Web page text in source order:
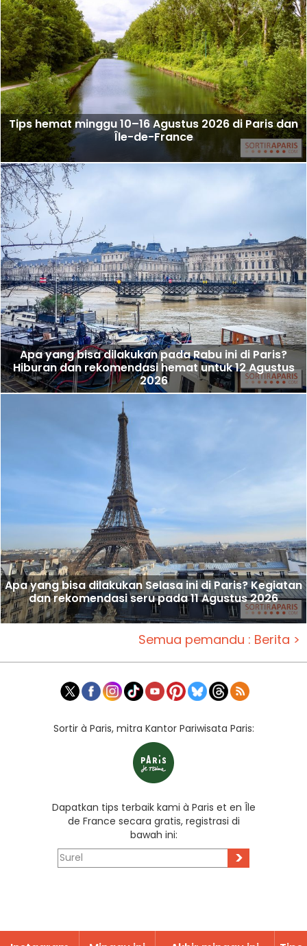
Tips hemat minggu 10–16 Agustus 2026 di Paris dan
Île-de-France
Apa yang bisa dilakukan pada Rabu ini di Paris?
Hiburan dan rekomendasi hemat untuk 12 Agustus
2026
Apa yang bisa dilakukan Selasa ini di Paris? Kegiatan
dan rekomendasi seru pada 11 Agustus 2026
Semua pemandu : Berita >
Sortir à Paris, mitra Kantor Pariwisata Paris:
Dapatkan tips terbaik kami à Paris et en Île
de France secara gratis, registrasi di
bawah ini:
>